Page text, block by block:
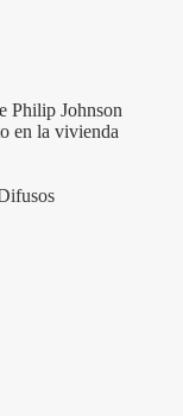
Philip Johnson
en la vivienda